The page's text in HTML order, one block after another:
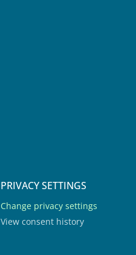
PRIVACY SETTINGS
Change privacy settings
View consent history